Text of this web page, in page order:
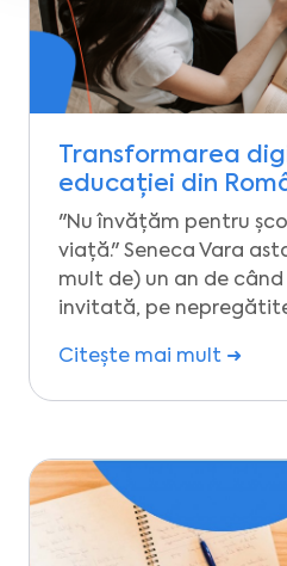
Transformarea
educației din
"Nu învățăm pentru
viață." Seneca Vara
mult de) un an de
invitată, pe
Citește mai mult ➜